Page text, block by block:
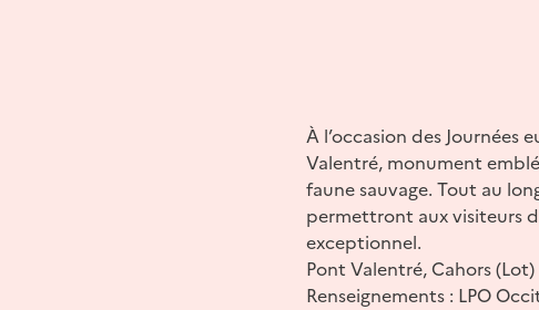
À l’occasion des
Valentré, monument
faune sauvage. Tout au
permettront aux visiteurs
exceptionnel.
Pont Valentré, Cahors (Lot)
Renseignements : LPO